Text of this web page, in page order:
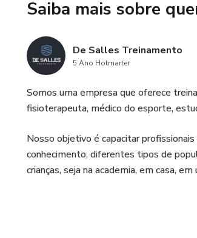
cluster Sets
11.
13.
14.
Saiba mais sobre
De Salles Treinamento
5 Ano Hotmarter
Somos uma empresa que oferece
fisioterapeuta, médico do esporte,
Nosso objetivo é capacitar
conhecimento, diferentes tipos de
crianças, seja na academia, em casa,